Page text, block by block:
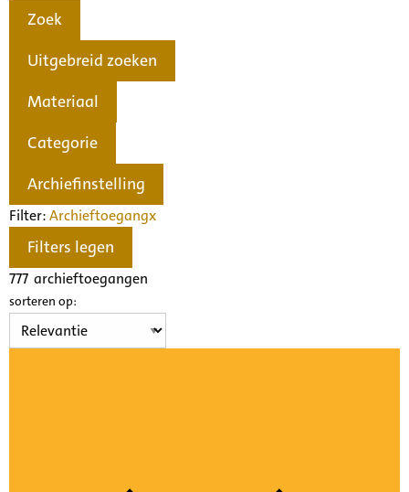
Zoek
Uitgebreid zoeken
Materiaal
Categorie
Archiefinstelling
Filter:Archieftoegangx
Filters legen
777 archieftoegangen
sorteren op: